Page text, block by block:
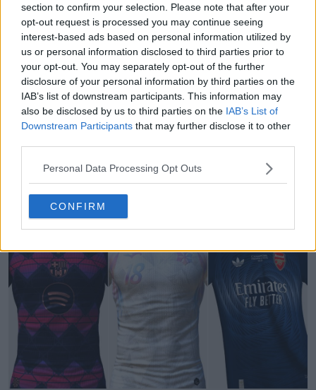
section to confirm your selection. Please note that after your
opt-out request is processed you may continue seeing
interest-based ads based on personal information utilized by
us or personal information disclosed to third parties prior to
your opt-out. You may separately opt-out of the further
disclosure of your personal information by third parties on the
IAB’s list of downstream participants. This information may
also be disclosed by us to third parties on the IAB’s List of
Downstream Participants that may further disclose it to other
Personal Data Processing Opt Outs
CONFIRM
Fabriqué par Mizuno. Tu aimes le maillot du 60e
anniversaire du F.C. Hansa Rostock ? Dis-nous ce que
t'en penses dans les commentaires sous l'article.
Afficher les commentaires
3. Liga Hansa Rostock Maillots
Mizuno
Partager